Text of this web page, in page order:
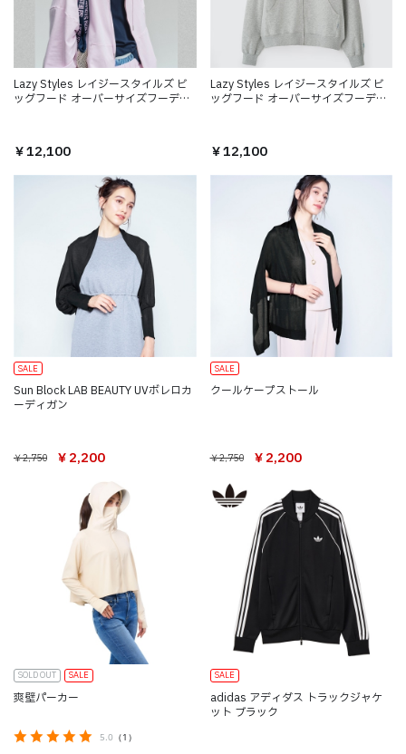
Lazy Styles レイジースタイルズ ビ
ッグフード オーバーサイズフーディ
￥12,100
Lazy Styles レイジースタイルズ ビ
ッグフード オーバーサイズフーディ
￥12,100
SALE
Sun Block LAB BEAUTY UVボレロカ
ーディガン
￥2,750 ￥2,200
SALE
クールケープストール
￥2,750 ￥2,200
SOLD OUT SALE
爽壁パーカー
5.0 （1）
SALE
adidas アディダス トラックジャケ
ット ブラック